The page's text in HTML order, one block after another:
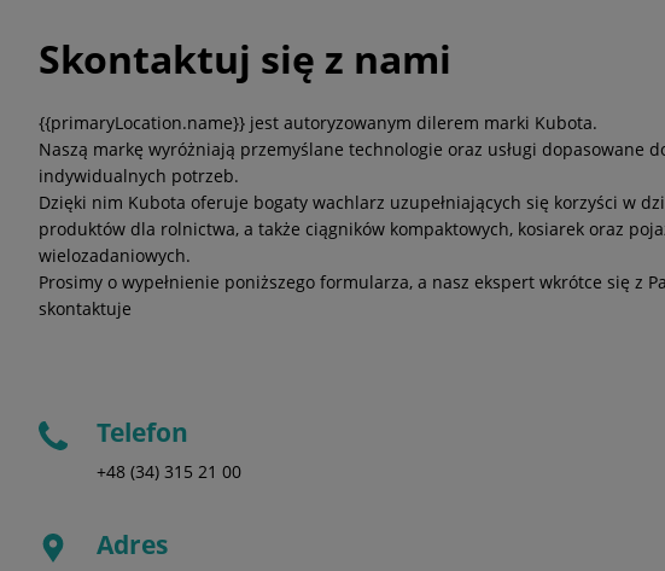
Skontaktuj się z nami
{{primaryLocation.name}} jest autoryzowanym dilerem marki Kubota.
Naszą markę wyróżniają przemyślane technologie oraz usługi dopasowane
indywidualnych potrzeb.
Dzięki nim Kubota oferuje bogaty wachlarz uzupełniających się korzyści w
produktów dla rolnictwa, a także ciągników kompaktowych, kosiarek oraz
wielozadaniowych.
Prosimy o wypełnienie poniższego formularza, a nasz ekspert wkrótce się z
skontaktuje
Telefon
+48 (34) 315 21 00
Adres